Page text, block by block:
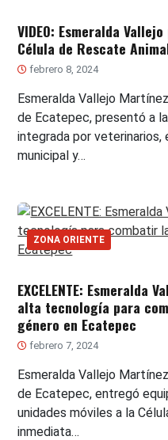
VIDEO: Esmeralda
Célula de Rescate
febrero 8, 2024
Esmeralda Vallejo
de Ecatepec, presentó a
integrada por
municipal y…
ZONA ORIENTE
EXCELENTE: Esmeralda
alta tecnología para
género en Ecatepec
febrero 7, 2024
Esmeralda Vallejo
de Ecatepec, entregó
unidades móviles a la
inmediata…